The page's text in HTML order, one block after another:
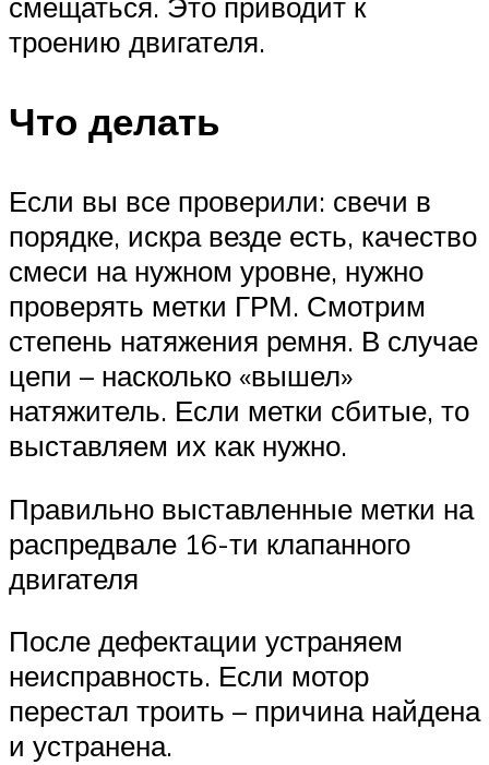
троению двигателя.
Что делать
Если вы все проверили: свечи в
порядке, искра везде есть, качество
смеси на нужном уровне, нужно
проверять метки ГРМ. Смотрим
степень натяжения ремня. В случае
цепи – насколько «вышел»
натяжитель. Если метки сбитые, то
выставляем их как нужно.
Правильно выставленные метки на
распредвале 16-ти клапанного
двигателя
После дефектации устраняем
неисправность. Если мотор
перестал троить – причина найдена
и устранена.